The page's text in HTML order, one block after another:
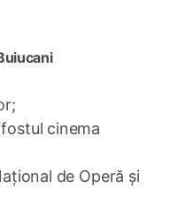
cinema
de Operă și